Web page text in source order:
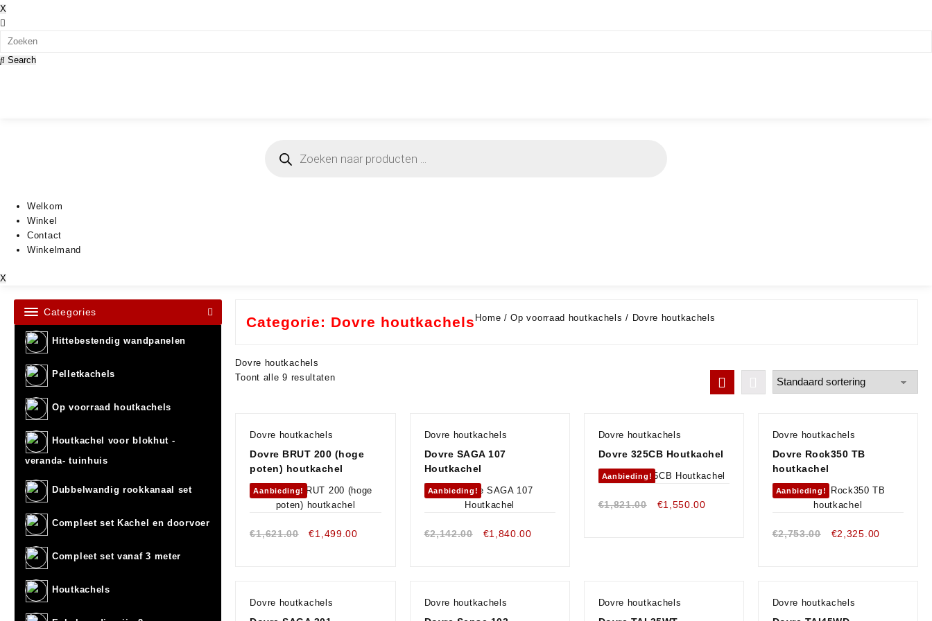
X
Search
zoeken
Welkom
Winkel
Contact
Winkelmand
X
Categories
Hittebestendig wandpanelen
Pelletkachels
Op voorraad houtkachels
Houtkachel voor blokhut -
veranda- tuinhuis
Dubbelwandig rookkanaal set
Compleet set Kachel en doorvoer
Compleet set vanaf 3 meter
Houtkachels
Categorie: Dovre houtkachels Home /Op voorraad houtkachels / Dovre houtkachels
Dovre houtkachels
Toont alle 9 resultaten
Dovre houtkachels
Dovre BRUT 200 (hoge
poten) houtkachel
Aanbieding!
€1,621.00
Oorspronkelijke
€1,499.00Huidige
Dovre houtkachels
Dovre SAGA 107
Houtkachel
Aanbieding!
€2,142.00
Oorspronkelijke
€1,840.00Huidige
Dovre houtkachels
Dovre 325CB Houtkachel
Aanbieding!
€1,821.00
Oorspronkelijke
€1,550.00Huidige
Dovre houtkachels
Dovre Rock350 TB
houtkachel
Aanbieding!
€2,753.00
Oorspronkelijke
€2,325.00Huidige
Dovre houtkachels Dovre houtkachels Dovre houtkachels Dovre houtkachels